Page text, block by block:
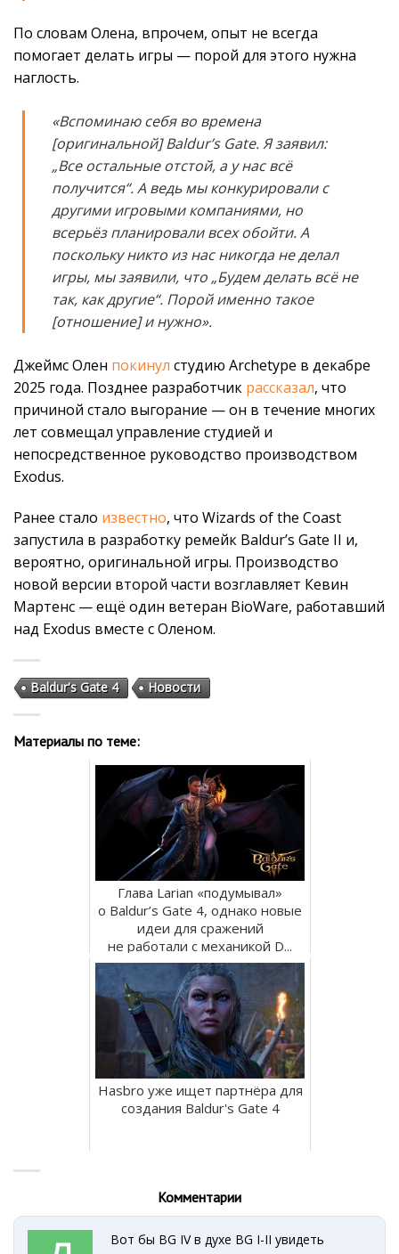
По словам Олена, впрочем, опыт не всегда
помогает делать игры — порой для этого нужна
наглость.
«Вспоминаю себя во времена
[оригинальной] Baldur’s Gate. Я заявил:
„Все остальные отстой, а у нас всё
получится“. А ведь мы конкурировали с
другими игровыми компаниями, но
всерьёз планировали всех обойти. А
поскольку никто из нас никогда не делал
игры, мы заявили, что „Будем делать всё не
так, как другие“. Порой именно такое
[отношение] и нужно».
Джеймс Олен покинул студию Archetype в декабре
2025 года. Позднее разработчик рассказал, что
причиной стало выгорание — он в течение многих
лет совмещал управление студией и
непосредственное руководство производством
Exodus.
Ранее стало известно, что Wizards of the Coast
запустила в разработку ремейк Baldur’s Gate II и,
вероятно, оригинальной игры. Производство
новой версии второй части возглавляет Кевин
Мартенс — ещё один ветеран BioWare, работавший
над Exodus вместе с Оленом.
Baldur's Gate 4 Новости
Материалы по теме:
Глава Larian «подумывал»
о Baldur’s Gate 4, однако новые
идеи для сражений
не работали с механикой D...
Hasbro уже ищет партнёра для
создания Baldur's Gate 4
Комментарии
Вот бы BG IV в духе BG I-II увидеть